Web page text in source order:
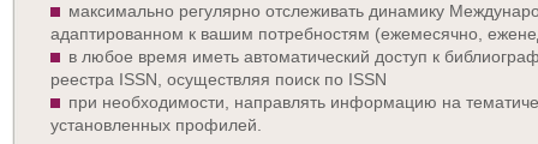
максимально регулярно отслеживать динамику
адаптированном к вашим потребностям (ежемесячно,
в любое время иметь автоматический доступ к
реестра ISSN, осуществляя поиск по ISSN
при необходимости, направлять информацию на
установленных профилей.